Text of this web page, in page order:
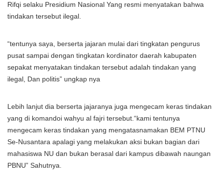
Rifqi selaku Presidium Nasional Yang resmi menyatakan bahwa
tindakan tersebut ilegal.
“tentunya saya, berserta jajaran mulai dari tingkatan pengurus
pusat sampai dengan tingkatan kordinator daerah kabupaten
sepakat menyatakan tindakan tersebut adalah tindakan yang
ilegal, Dan politis” ungkap nya
Lebih lanjut dia berserta jajaranya juga mengecam keras tindakan
yang di komandoi wahyu al fajri tersebut.“kami tentunya
mengecam keras tindakan yang mengatasnamakan BEM PTNU
Se-Nusantara apalagi yang melakukan aksi bukan bagian dari
mahasiswa NU dan bukan berasal dari kampus dibawah naungan
PBNU” Sahutnya.